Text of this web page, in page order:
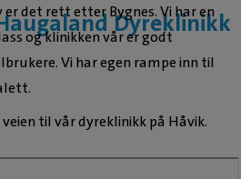
Dyreklinikk
det rett etter Bygnes. Vi har en
og klinikken vår er godt
Vi har egen rampe inn til
til vår dyreklinikk på Håvik.